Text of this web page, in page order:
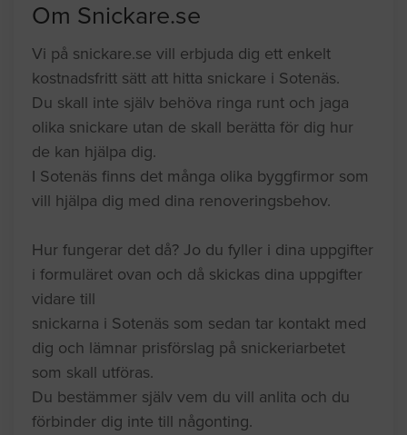
Om Snickare.se
Vi på snickare.se vill erbjuda dig ett enkelt
kostnadsfritt sätt att hitta snickare i Sotenäs.
Du skall inte själv behöva ringa runt och jaga
olika snickare utan de skall berätta för dig hur
de kan hjälpa dig.
I Sotenäs finns det många olika byggfirmor som
vill hjälpa dig med dina renoveringsbehov.
Hur fungerar det då? Jo du fyller i dina uppgifter
i formuläret ovan och då skickas dina uppgifter
vidare till
snickarna i Sotenäs som sedan tar kontakt med
dig och lämnar prisförslag på snickeriarbetet
som skall utföras.
Du bestämmer själv vem du vill anlita och du
förbinder dig inte till någonting.